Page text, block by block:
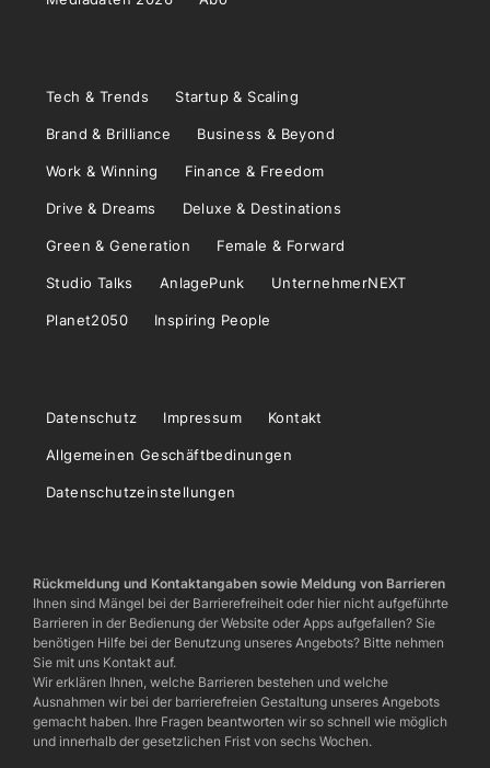
Tech & Trends Startup & Scaling
Brand & Brilliance Business & Beyond
Work & Winning Finance & Freedom
Drive & Dreams Deluxe & Destinations
Green & Generation Female & Forward
Studio Talks AnlagePunk UnternehmerNEXT
Planet2050 Inspiring People
Datenschutz Impressum Kontakt
Allgemeinen Geschäftbedinungen
Datenschutzeinstellungen
Rückmeldung und Kontaktangaben sowie Meldung von Barrieren
Ihnen sind Mängel bei der Barrierefreiheit oder hier nicht aufgeführte
Barrieren in der Bedienung der Website oder Apps aufgefallen? Sie
benötigen Hilfe bei der Benutzung unseres Angebots? Bitte nehmen
Sie mit uns Kontakt auf.
Wir erklären Ihnen, welche Barrieren bestehen und welche
Ausnahmen wir bei der barrierefreien Gestaltung unseres Angebots
gemacht haben. Ihre Fragen beantworten wir so schnell wie möglich
und innerhalb der gesetzlichen Frist von sechs Wochen.